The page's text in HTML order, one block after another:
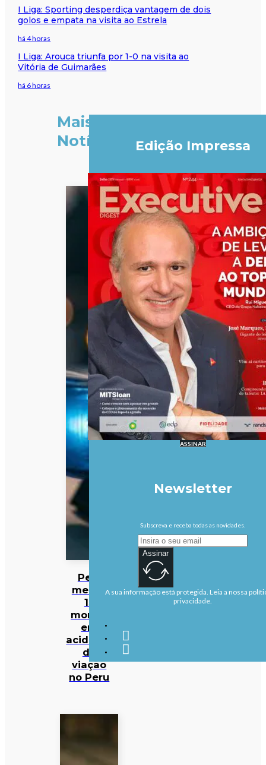
I Liga: Sporting desperdiça vantagem de dois
golos e empata na visita ao Estrela
há 4 horas
I Liga: Arouca triunfa por 1-0 na visita ao
Vitória de Guimarães
há 6 horas
Mais
Notícias
Pelo
menos
13
mortos
em
acidente
de
viação
no Peru
Edição Impressa
ASSINAR
Newsletter
Subscreva e receba todas as novidades.
Assinar
A sua informação está protegida. Leia a nossa
privacidade.